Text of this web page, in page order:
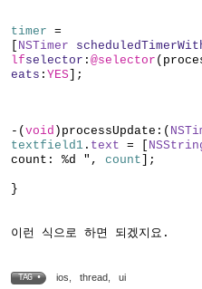
timer =
NSTimer
lfselector : @selector
eats : YES ];
-( void )processUpdate:(
textfield1 . text = [
count: %d " , count ];
}
이런 식으로 하면 되겠지요.
TAG • ios thread ui